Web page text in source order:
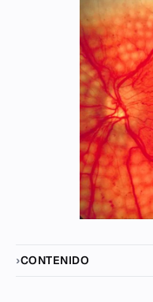
CONTENIDO